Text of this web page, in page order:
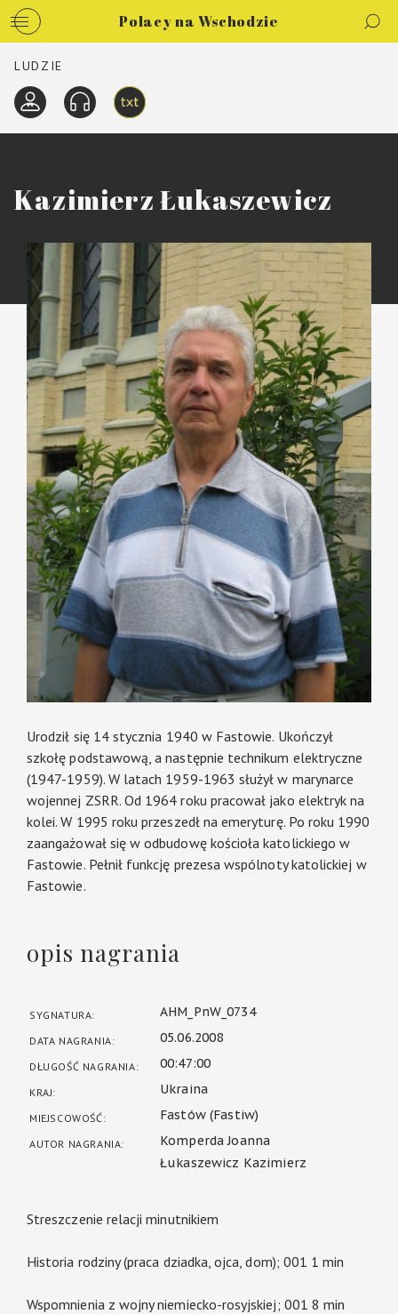
Polacy na Wschodzie
LUDZIE
Kazimierz Łukaszewicz
Urodził się 14 stycznia 1940 w Fastowie. Ukończył
szkołę podstawową, a następnie technikum elektryczne
(1947-1959). W latach 1959-1963 służył w marynarce
wojennej ZSRR. Od 1964 roku pracował jako elektryk na
kolei. W 1995 roku przeszedł na emeryturę. Po roku 1990
zaangażował się w odbudowę kościoła katolickiego w
Fastowie. Pełnił funkcję prezesa wspólnoty katolickiej w
Fastowie.
opis nagrania
SYGNATURA: AHM_PnW_0734
DATA NAGRANIA: 05.06.2008
DŁUGOŚĆ NAGRANIA: 00:47:00
KRAJ: Ukraina
MIEJSCOWOŚĆ: Fastów (Fastiw)
AUTOR NAGRANIA:
Komperda Joanna
Łukaszewicz Kazimierz
Streszczenie relacji minutnikiem
Historia rodziny (praca dziadka, ojca, dom); 001 1 min
Wspomnienia z wojny niemiecko-rosyjskiej; 001 8 min